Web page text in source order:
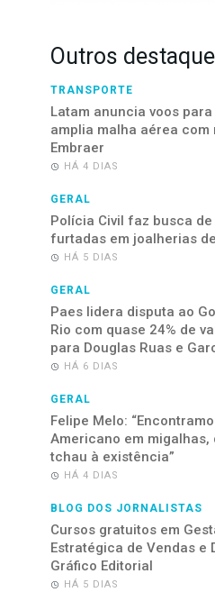
Outros
TRANSPORTE
Latam anuncia voos
amplia malha aérea com
Embraer
HÁ 4 DIAS
GERAL
Polícia Civil faz busca
furtadas em joalherias
HÁ 5 DIAS
GERAL
Paes lidera disputa ao
Rio com quase 24% de
para Douglas Ruas e
HÁ 6 DIAS
GERAL
Felipe Melo:
Americano em migalhas,
tchau à existência”
HÁ 4 DIAS
BLOG DOS JORNALISTAS
Cursos gratuitos em
Estratégica de Vendas e
Gráfico Editorial
HÁ 5 DIAS